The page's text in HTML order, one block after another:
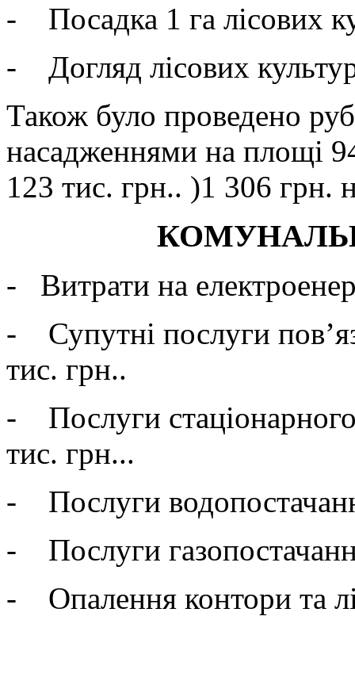
- Посадка 1 га лісових
- Догляд лісових
Також було проведено
насадженнями на площі
123 тис. грн.. )1 306 грн.
КОМУНАЛЬНІ
- Витрати на
- Супутні послуги
тис. грн..
- Послуги стаціонарного
тис. грн...
- Послуги
- Послуги
- Опалення контори та